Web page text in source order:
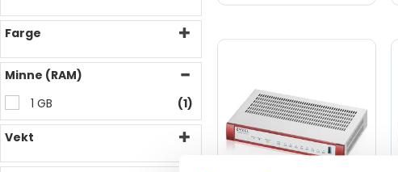
Farge
Minne (RAM)
1 GB
(1)
Vekt